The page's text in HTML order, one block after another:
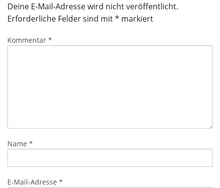
Deine E-Mail-Adresse wird nicht veröffentlicht.
Erforderliche Felder sind mit* markiert
Kommentar *
Name *
E-Mail-Adresse *